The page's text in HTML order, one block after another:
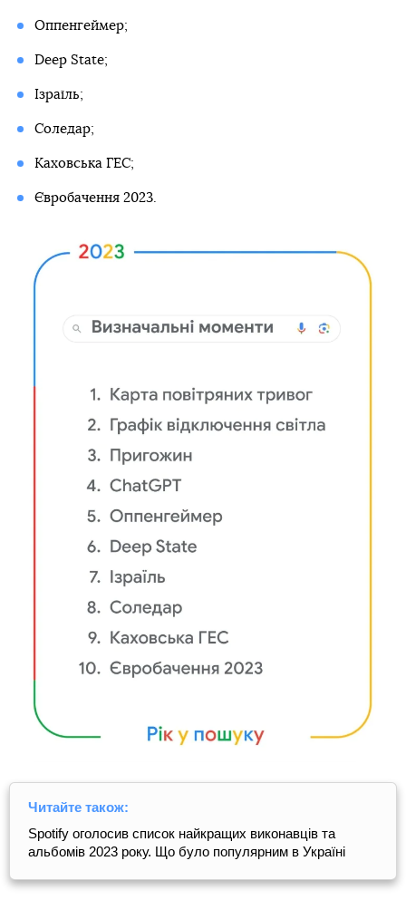
Оппенгеймер;
Deep State;
Ізраїль;
Соледар;
Каховська ГЕС;
Євробачення 2023.
Читайте також:
Spotify оголосив список найкращих виконавців та
альбомів 2023 року. Що було популярним в Україні